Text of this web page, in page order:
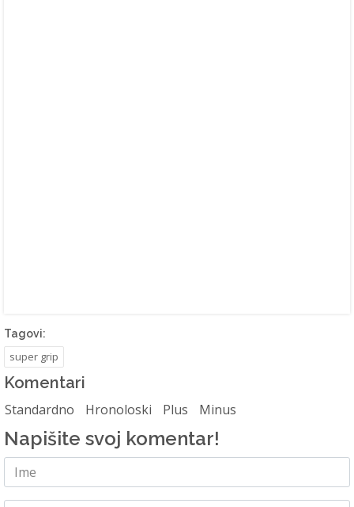
Tagovi:
super grip
Komentari
Standardno Hronoloski Plus Minus
Napišite svoj komentar!